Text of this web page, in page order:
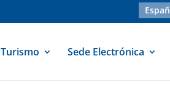
Turismo Sede Electrónica